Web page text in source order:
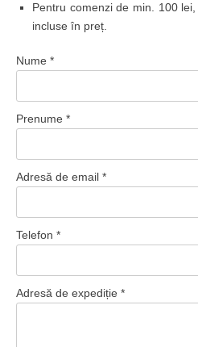
Pentru comenzi de min. 100
incluse în preț.
Nume *
Prenume *
Adresă de email *
Telefon *
Adresă de expediție *